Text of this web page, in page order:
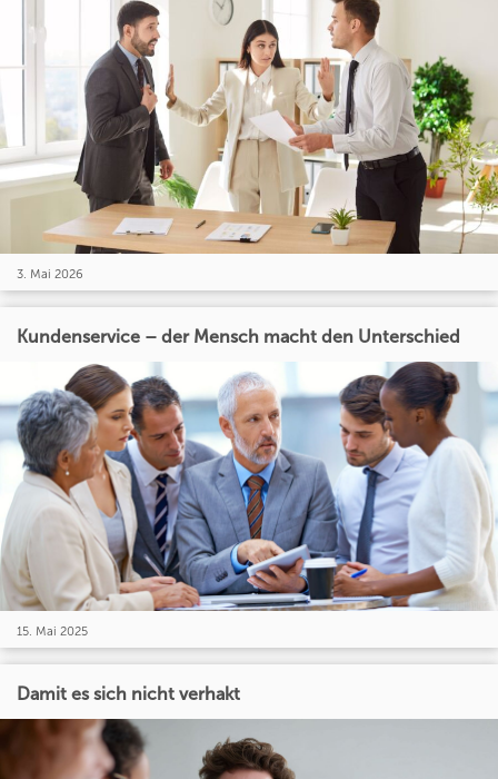
3. Mai 2026
Kundenservice – der Mensch macht den Unterschied
15. Mai 2025
Damit es sich nicht verhakt